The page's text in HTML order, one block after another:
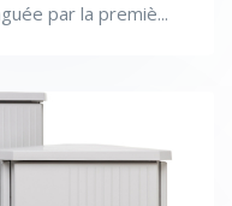
par la premiè...